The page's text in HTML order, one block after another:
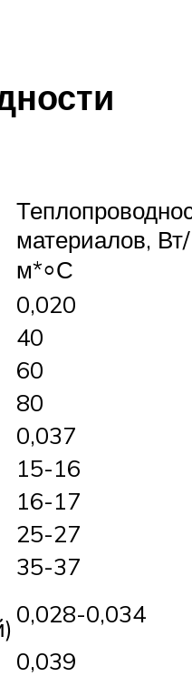
материалов, Вт/
м*⸰С
0,020
40
60
80
0,037
15-16
16-17
25-27
35-37
0,028-0,034
0,039